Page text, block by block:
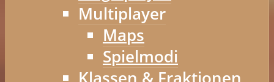
Multiplayer
Maps
Spielmodi